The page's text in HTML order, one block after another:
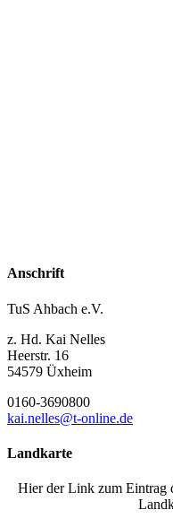
Anschrift
TuS Ahbach e.V.
z. Hd. Kai Nelles
Heerstr. 16
54579 Üxheim
0160-3690800
kai.nelles@t-online.de
Landkarte
Hier der Link zum Eintrag